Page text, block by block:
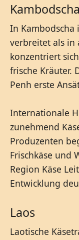
Kambodscha
In
verbreitet als in
konzentriert
frische Kräuter.
Penh erste
Internationale
zunehmend
Produzenten
Frischkäse und
Region Käse
Entwicklung
Laos
Laotische